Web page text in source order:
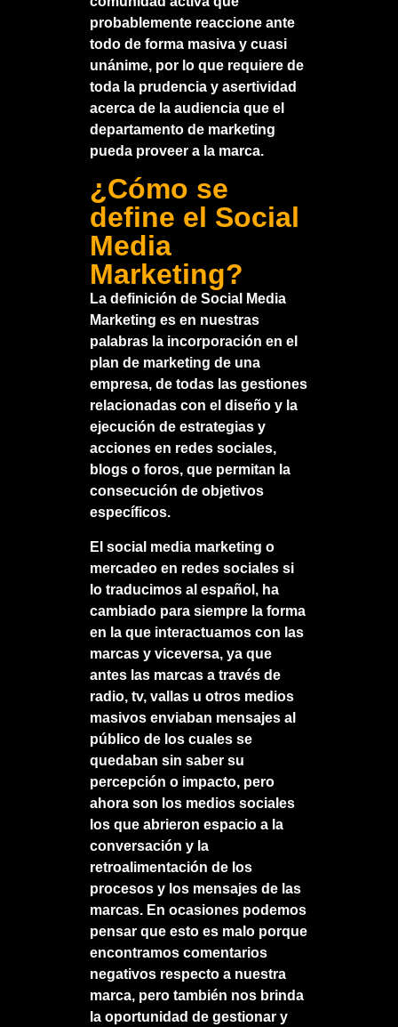
probablemente reaccione ante
todo de forma masiva y cuasi
unánime, por lo que requiere de
toda la prudencia y asertividad
acerca de la audiencia que el
departamento de marketing
pueda proveer a la marca.
¿Cómo se
define el Social
Media
Marketing?
La definición de Social Media
Marketing es en nuestras
palabras la incorporación en el
plan de marketing de una
empresa, de todas las gestiones
relacionadas con el diseño y la
ejecución de estrategias y
acciones en redes sociales,
blogs o foros, que permitan la
consecución de objetivos
específicos.
El social media marketing o
mercadeo en redes sociales si
lo traducimos al español, ha
cambiado para siempre la forma
en la que interactuamos con las
marcas y viceversa, ya que
antes las marcas a través de
radio, tv, vallas u otros medios
masivos enviaban mensajes al
público de los cuales se
quedaban sin saber su
percepción o impacto, pero
ahora son los medios sociales
los que abrieron espacio a la
conversación y la
retroalimentación de los
procesos y los mensajes de las
marcas. En ocasiones podemos
pensar que esto es malo porque
encontramos comentarios
negativos respecto a nuestra
marca, pero también nos brinda
la oportunidad de gestionar y